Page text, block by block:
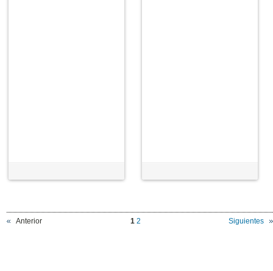
Anterior 1 2 Siguientes